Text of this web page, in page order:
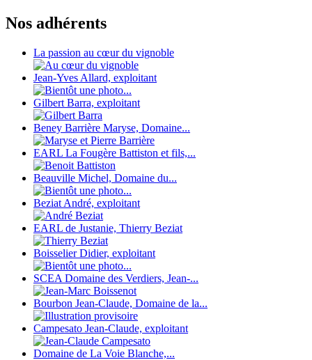
Nos adhérents
La passion au cœur du vignoble
Jean-Yves Allard, exploitant
Gilbert Barra, exploitant
Beney Barrière Maryse, Domaine...
EARL La Fougère Battiston et fils,...
Beauville Michel, Domaine du...
Beziat André, exploitant
EARL de Justanie, Thierry Beziat
Boisselier Didier, exploitant
SCEA Domaine des Verdiers, Jean-...
Bourbon Jean-Claude, Domaine de la...
Campesato Jean-Claude, exploitant
Domaine de La Voie Blanche,...